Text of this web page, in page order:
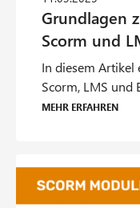
In diesem Artikel
Scorm, LMS und
Mehr erfahren